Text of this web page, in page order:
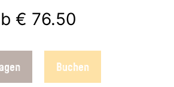
€ 76.50
Buchen